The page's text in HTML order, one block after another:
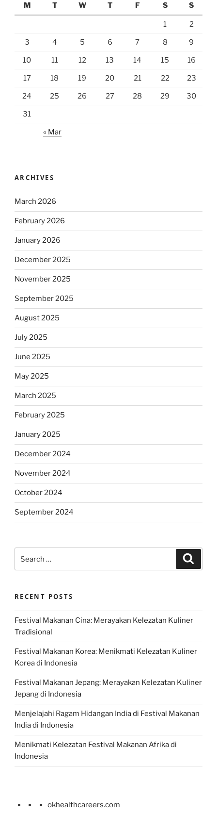
M
T W T F S S
1 2
3 4 5 6 7 8 9
10 11 12 13 14 15 16
17 18 19 20 21 22 23
24 25 26 27 28 29 30
31
« Mar
ARCHIVES
March 2026
February 2026
January 2026
December 2025
November 2025
September 2025
August 2025
July 2025
June 2025
May 2025
March 2025
February 2025
January 2025
December 2024
November 2024
October 2024
September 2024
for:
RECENT POSTS
Festival Makanan Cina: Merayakan Kelezatan Kuliner
Tradisional
Festival Makanan Korea: Menikmati Kelezatan Kuliner
Korea di Indonesia
Festival Makanan Jepang: Merayakan Kelezatan Kuliner
Jepang di Indonesia
Menjelajahi Ragam Hidangan India di Festival Makanan
India di Indonesia
Menikmati Kelezatan Festival Makanan Afrika di
Indonesia
okhealthcareers.com